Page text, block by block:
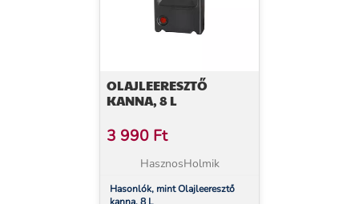
OLAJLEERESZTŐ
KANNA, 8 L
3 990 Ft
HasznosHolmik
Hasonlók, mint Olajleeresztő